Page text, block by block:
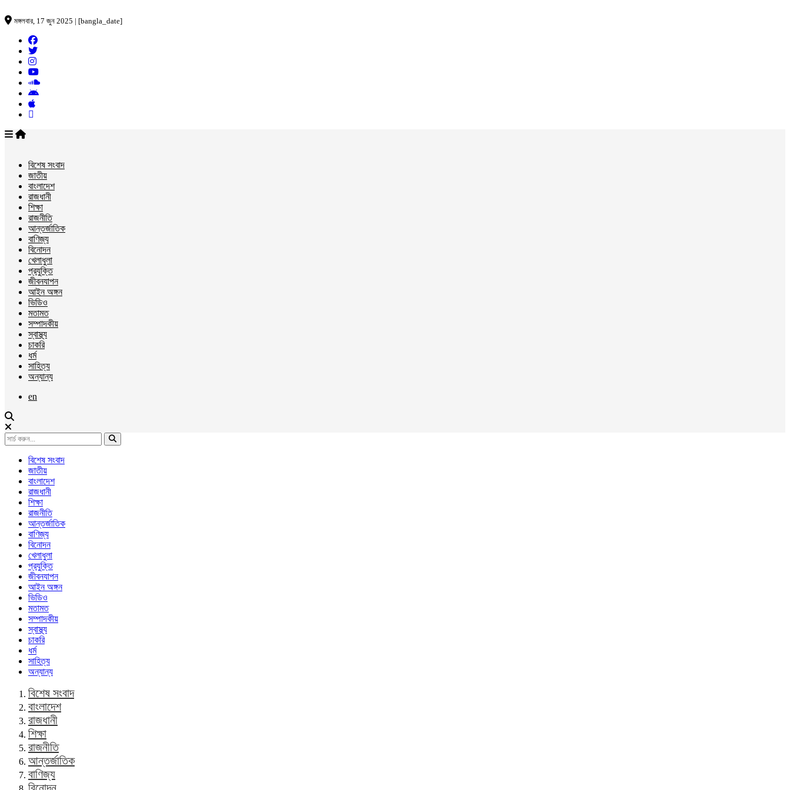
মঙ্গলবার, 17 জুন 2025 | [bangla_date]
বিশেষ সংবাদ
জাতীয়
বাংলাদেশ
রাজধানী
শিক্ষা
রাজনীতি
আন্তর্জাতিক
বাণিজ্য
বিনোদন
খেলাধুলা
প্রযুক্তি
জীবনযাপন
আইন অঙ্গন
ভিডিও
মতামত
সম্পাদকীয়
স্বাস্থ্য
চাকরি
ধর্ম
সাহিত্য
অন্যান্য
en
বিশেষ সংবাদ
জাতীয়
বাংলাদেশ
রাজধানী
শিক্ষা
রাজনীতি
আন্তর্জাতিক
বাণিজ্য
বিনোদন
খেলাধুলা
প্রযুক্তি
জীবনযাপন
আইন অঙ্গন
ভিডিও
মতামত
সম্পাদকীয়
স্বাস্থ্য
চাকরি
ধর্ম
সাহিত্য
অন্যান্য
বিশেষ সংবাদ
বাংলাদেশ
রাজধানী
শিক্ষা
রাজনীতি
আন্তর্জাতিক
বাণিজ্য